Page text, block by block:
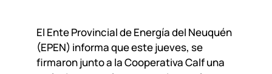
El Ente Provincial de Energía del Neuquén
(EPEN) informa que este jueves, se
firmaron junto a la Cooperativa Calf una